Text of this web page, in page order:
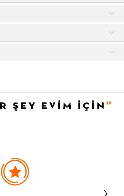
konforlu ve güvenli bir tutuş sağlar;
akmasına imkân tanır.
temizlik ve bakım süreçlerini
sayesinde büyük miktardaki
mutfakta hız ve konfor
için belirlenmiştir. Toplu alımlar
ve uygun bulunmayan siparişler